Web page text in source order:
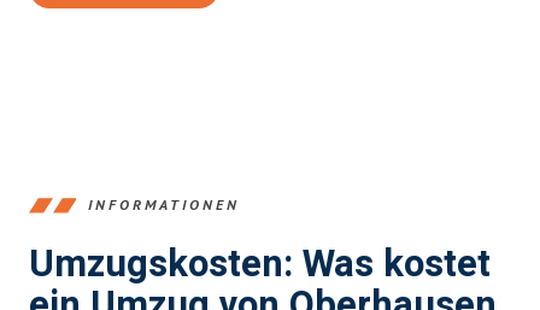
INFORMATIONEN
Umzugskosten: Was kostet